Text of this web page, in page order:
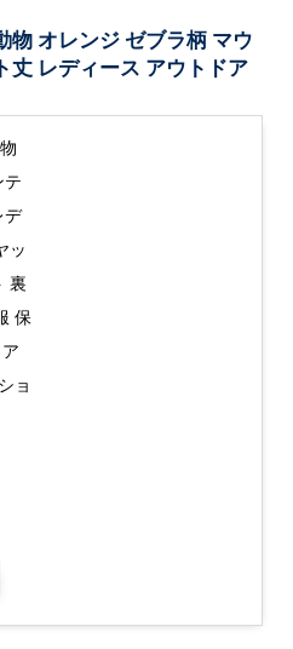
物 オレンジ ゼブラ柄 マウ
丈 レディース アウトドア
デ
ッ
裏
保
ョ